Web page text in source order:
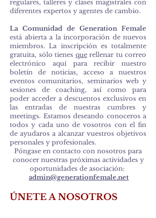
Póngase en contacto con nosotros para
conocer nuestras próximas actividades y
oportunidades de asociación:
admin@generationfemale.net
regulares, talleres y clases magistrales con
diferentes expertos y agentes de cambio.
La Comunidad de Generation Female
está abierta a la incorporación de nuevos
miembros. La inscripción es totalmente
gratuita, sólo tienes querellenar tu correo
electrónico aquí para recibir nuestro
boletín de noticias, acceso a nuestros
eventos comunitarios, seminarios web y
sesiones de coaching, así como para
poder acceder a descuentos exclusivos en
las entradas de nuestras cumbres y
meetings. Estamos deseando conoceros a
todos y cada uno de vosotros con el fin
de ayudaros a alcanzar vuestros objetivos
personales y profesionales.
ÚNETE A NOSOTROS